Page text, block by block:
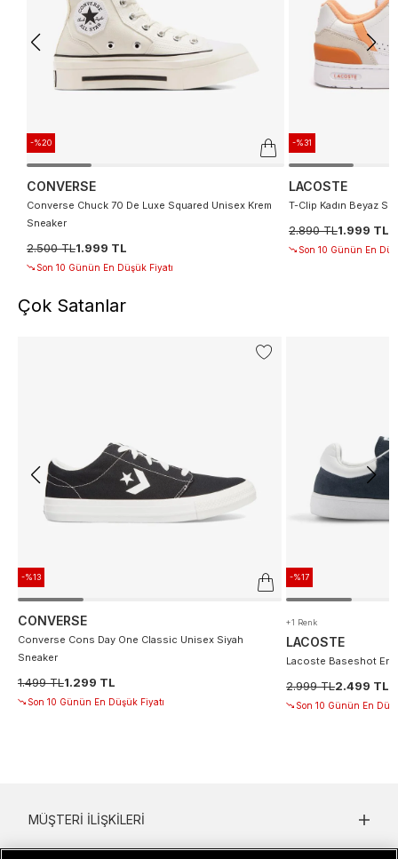
-%20
CONVERSE
Converse Chuck 70 De Luxe Squared Unisex Krem
Sneaker
2.500 TL1.999 TL
Son 10 Günün En Düşük Fiyatı
-%31
LACOSTE
T-Clip Kadın Beyaz
2.890 TL1.999 TL
Son 10 Günün En
Çok Satanlar
-%13
CONVERSE
Converse Cons Day One Classic Unisex Siyah
Sneaker
1.499 TL1.299 TL
Son 10 Günün En Düşük Fiyatı
-%17
+1 Renk
LACOSTE
Lacoste Baseshot
2.999 TL2.499 TL
Son 10 Günün En
MÜŞTERI İLIŞKILERI